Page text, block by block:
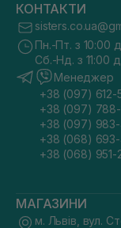
КОНТАКТИ
Пн.-Пт. з 10:00
Сб.-Нд. з 11:00
Менеджер
+38 (097) 612-
+38 (097)
+38 (097) 983-
+38 (068)
+38 (068) 951-
МАГАЗИНИ
м. Львів, вул.